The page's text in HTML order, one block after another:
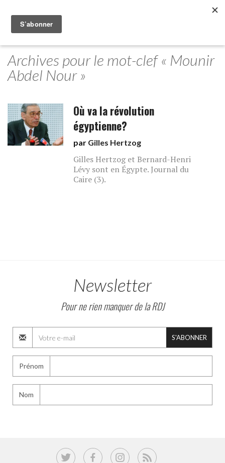
Archives pour le mot-clef « Mounir
Abdel Nour »
Où va la révolution
égyptienne?
par Gilles Hertzog
Gilles Hertzog et Bernard-Henri
Lévy sont en Égypte. Journal du
Caire (3).
Newsletter
Pour ne rien manquer de la RDJ
S'ABONNER
Prénom
Nom